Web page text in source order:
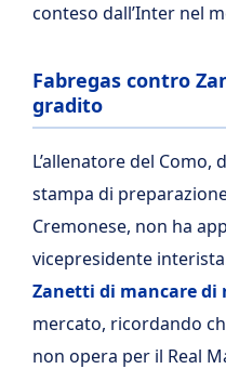
conteso dall’Inter nel
Fabregas contro
gradito
L’allenatore del
stampa di
Cremonese, non ha
vicepresidente
Zanetti di mancare di
mercato, ricordando
non opera per il Real